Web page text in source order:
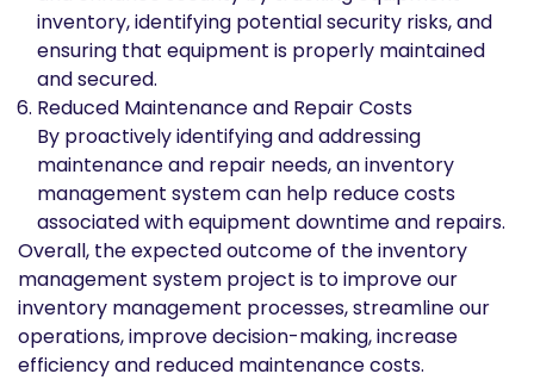
inventory, identifying potential security risks, and
ensuring that equipment is properly maintained
and secured.
Reduced Maintenance and Repair Costs
By proactively identifying and addressing
maintenance and repair needs, an inventory
management system can help reduce costs
associated with equipment downtime and repairs.
Overall, the expected outcome of the inventory
management system project is to improve our
inventory management processes, streamline our
operations, improve decision-making, increase
efficiency and reduced maintenance costs.